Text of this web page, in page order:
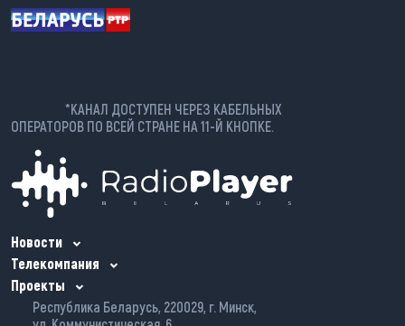
*КАНАЛ ДОСТУПЕН ЧЕРЕЗ КАБЕЛЬНЫХ
ОПЕРАТОРОВ ПО ВСЕЙ СТРАНЕ НА 11-Й КНОПКЕ.
Новости
Телекомпания
Проекты
Республика Беларусь, 220029, г. Минск,